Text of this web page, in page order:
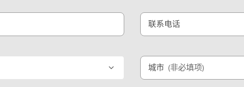
联系电话
城市 (非必填项)